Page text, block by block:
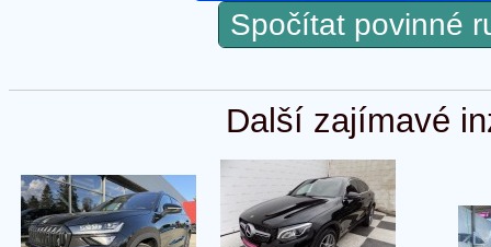
Spočítat povinné
Další zajímavé